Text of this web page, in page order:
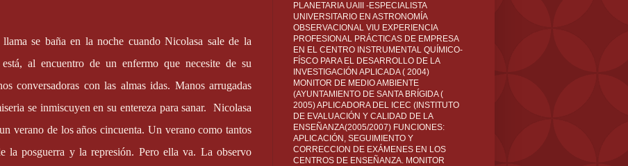
se baña en la noche cuando Nicolasa sale de la
al encuentro de un enfermo que necesite de su
conversadoras con las almas idas. Manos arrugadas
se inmiscuyen en su entereza para sanar.
Nicolasa
verano de los años cincuenta. Un verano como tantos
la posguerra y la represión. Pero ella va. La observo
PLANETARIA UAIII -ESPECIALISTA
UNIVERSITARIO EN ASTRONOMÍA
OBSERVACIONAL VIU EXPERIENCIA
PROFESIONAL PRÁCTICAS DE EMPRESA
EN EL CENTRO INSTRUMENTAL QUÍMICO-
FÍSCO PARA EL DESARROLLO DE LA
INVESTIGACIÓN APLICADA ( 2004)
MONITOR DE MEDIO AMBIENTE
(AYUNTAMIENTO DE SANTA BRÍGIDA (
2005) APLICADORA DEL ICEC (INSTITUTO
DE EVALUACIÓN Y CALIDAD DE LA
ENSEÑANZA(2005/2007) FUNCIONES:
APLICACIÓN, SEGUIMIENTO Y
CORRECCION DE EXÁMENES EN LOS
CENTROS DE ENSEÑANZA. MONITOR